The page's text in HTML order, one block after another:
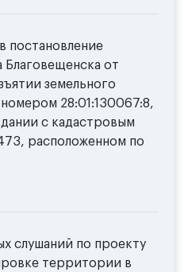
постановление
от
земельного
28:01:130067:8,
с кадастровым
расположенном по
слушаний по проекту
территории в